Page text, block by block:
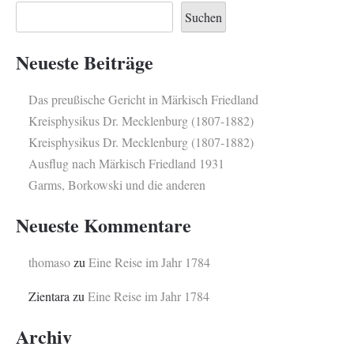
Suchen
Neueste Beiträge
Das preußische Gericht in Märkisch Friedland
Kreisphysikus Dr. Mecklenburg (1807-1882)
Kreisphysikus Dr. Mecklenburg (1807-1882)
Ausflug nach Märkisch Friedland 1931
Garms, Borkowski und die anderen
Neueste Kommentare
thomasozu Eine Reise im Jahr 1784
Zientara zu Eine Reise im Jahr 1784
Archiv